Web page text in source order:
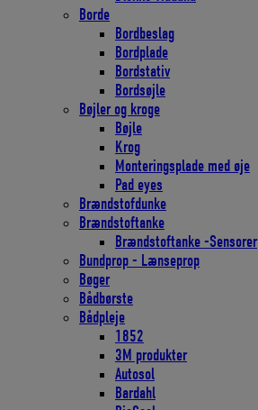
Borde
Bordbeslag
Bordplade
Bordstativ
Bordsøjle
Bøjler og kroge
Bøjle
Krog
Monteringsplade med øje
Pad eyes
Brændstofdunke
Brændstoftanke
Brændstoftanke -Sensorer
Bundprop - Lænseprop
Bøger
Bådbørste
Bådpleje
1852
3M produkter
Autosol
Bardahl